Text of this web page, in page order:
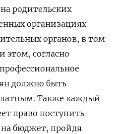
родительских
организациях
органов, в том
этом, согласно
должно быть
Также каждый
право поступить
на бюджет, пройдя